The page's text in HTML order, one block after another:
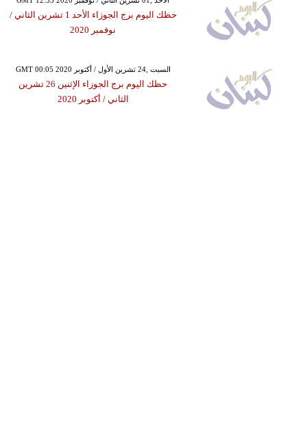
حظك اليوم برج الجوزاء الأحد 1 تشرين الثاني /
نوفمبر 2020
GMT 00:05 2020 السبت ,24 تشرين الأول / أكتوبر
حظك اليوم برج الجوزاء الإثنين 26 تشرين
الثاني / أكتوبر 2020